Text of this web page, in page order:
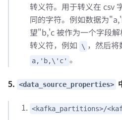
转义符。用于转义在 csv
同的字符。例如数据为
望"b,'c 被作为一个字段
转义符，例如
\ ，然后
a,'b,\'c' 。
5. <data_source_properties>
<kafka_partitions>/